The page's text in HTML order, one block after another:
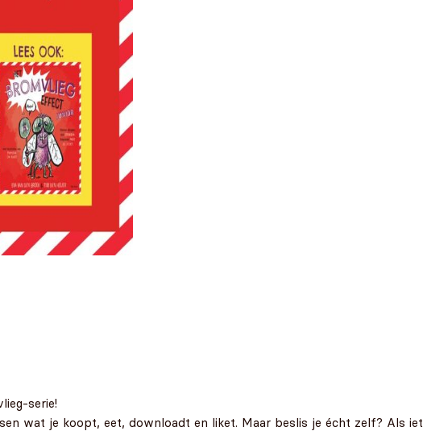
serie!
wat je koopt, eet, downloadt en liket. Maar beslis je écht zelf? Als